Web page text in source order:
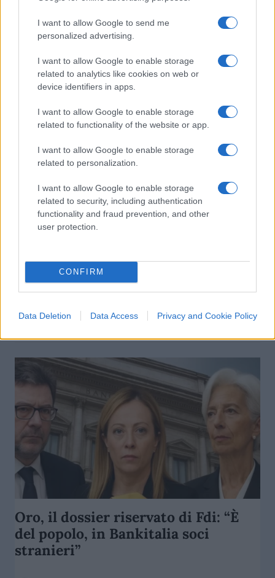
I want to allow Google to send me
personalized advertising.
I want to allow Google to enable storage
related to analytics like cookies on web or
device identifiers in apps.
I want to allow Google to enable storage
related to functionality of the website or app.
I want to allow Google to enable storage
related to personalization.
I want to allow Google to enable storage
related to security, including authentication
functionality and fraud prevention, and other
user protection.
CONFIRM
Data Deletion Data Access Privacy and Cookie Policy
2 Febbraio 2026, 18:13
L’oro sopra i 5.000 dollari è la nuova
bussola dei mercati
Enrico Foscarini
27 Gennaio 2026, 9:53
4.6k
Oro, il dossier riservato di Fdi: “È
del popolo, in Bankitalia soci
stranieri”